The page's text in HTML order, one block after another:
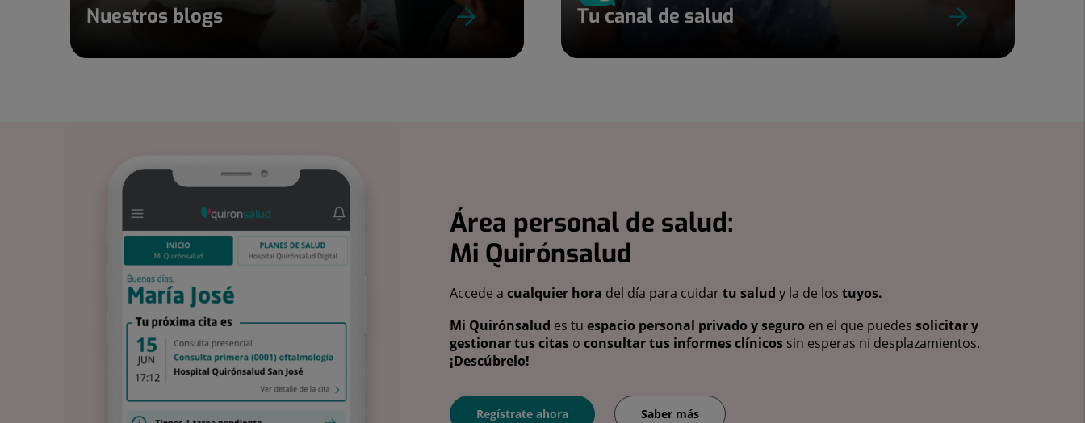
Nuestros blogs Tu canal de salud
Área personal de salud:
Mi Quirónsalud
Accede a cualquier hora del día para cuidartu salud y la de los tuyos.
Mi Quirónsalud es tu espacio personal privado y seguro en el que puedes solicitar y
gestionar tus citas o consultar tus informes clínicos sin esperas ni desplazamientos.
¡Descúbrelo!
Regístrate ahora Saber más